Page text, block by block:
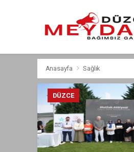
Anasayfa Sağlık
DÜZCE